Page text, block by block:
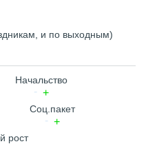
и по выходным)
Начальство
Соц.пакет
рост